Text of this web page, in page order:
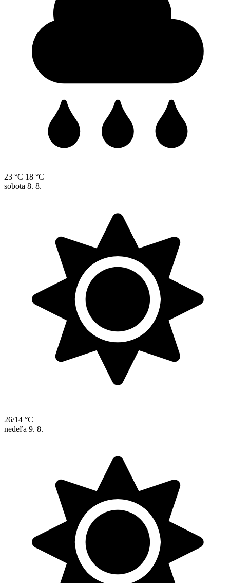
23 °C 18 °C
sobota 8. 8.
26/14 °C
nedeľa 9. 8.